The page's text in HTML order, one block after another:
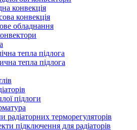
конвекція
конвекція
обладнання
тепла підлога
тепла підлога
підлоги
радіаторних терморегуляторів
підключення для радіаторів